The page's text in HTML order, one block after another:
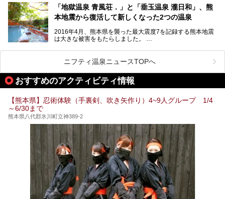
す。
そんな熊本県は、県内の至るところから温泉が湧いている温
泉県でもあります。山鹿温泉、玉名温泉、黒川温泉、人吉温
出すスーパー銭湯が豊富です。なかでも注目のスーパー銭湯
をピックアップしました。
「地獄温泉 青風荘．」と「垂玉温泉 瀧日和」、熊
本地震から復活して新しくなった2つの温泉
2016年4月、熊本県を襲った最大震度7を記録する熊本地震
は大きな被害をもたらしました。
阿蘇山麓の南阿蘇村の「地獄温泉 清風荘」、そして「清風
荘」から400mほど離れた「垂玉（たるたま）温泉 山口旅
館」の2軒は、この地震による土砂崩れなどのために、一時
期は孤立状態に。もしかしたらこの時のニュースで、「地獄
温泉」と「垂玉温泉」の名前を知った人もいるかもしれませ
ん。
この2軒は今どうなっているのでしょうか。実は現在は「地
ています。2021年に現地を訪問してきましたのでレポート
します。
ニフティ温泉ニュースTOPへ
おすすめのアクティビティ情報
【熊本県】忍術体験（手裏剣、吹き矢作り）4~9人グループ 1/4
～6/30まで
熊本県八代郡氷川町立神389-2